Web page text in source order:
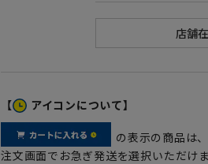
【 アイコンについて】
の表示の商品は、
注文画面でお急ぎ発送を選択いただけま